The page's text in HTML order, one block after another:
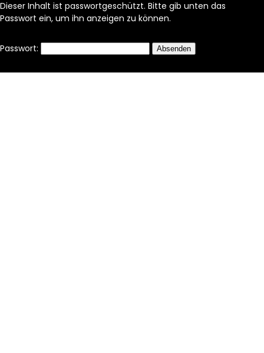
Dieser Inhalt ist passwortgeschützt. Bitte gib unten das
Passwort ein, um ihn anzeigen zu können.
Passwort: